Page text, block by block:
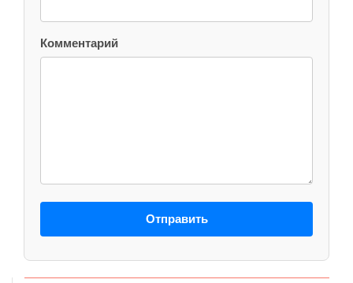
Комментарий
Отправить